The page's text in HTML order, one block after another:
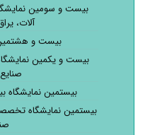
بیست و سومین
آلات،
بیست و
بیست و یکمین
بیستمین نمایشگاه
بیستمین نمایشگاه